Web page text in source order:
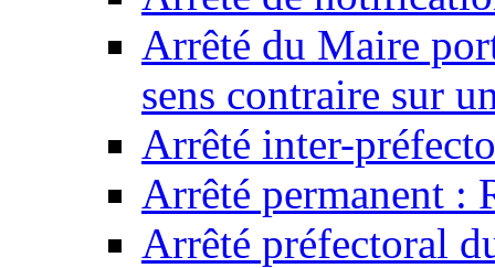
Arrêté du Maire
sens contraire sur
Arrêté inter-
Arrêté permanent :
Arrêté préfectoral